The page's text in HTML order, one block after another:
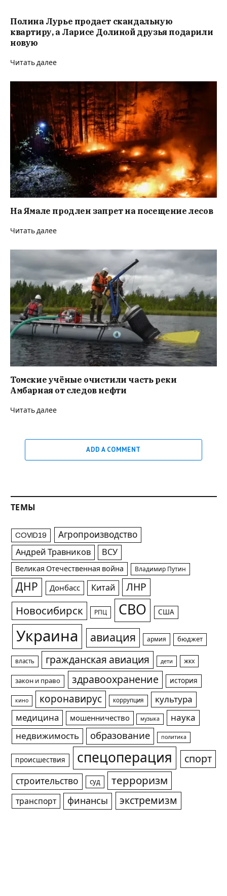
Полина Лурье продает скандальную
квартиру, а Ларисе Долиной друзья подарили
новую
Читать далее
На Ямале продлен запрет на посещение лесов
Читать далее
Томские учёные очистили часть реки
Амбарная от следов нефти
Читать далее
ADD A COMMENT
ТЕМЫ
COVID19 Агропроизводство
Андрей Травников ВСУ
Великая Отечественная война Владимир Путин
ДНР Донбасс Китай ЛНР
Новосибирск РПЦ СВО США
Украина авиация армия бюджет
власть гражданская авиация дети жкх
закон и право здравоохранение история
кино коронавирус коррупция
культура
медицина
мошенничество музыка
наука
недвижимость
образование политика
происшествия спецоперация спорт
строительство суд терроризм
транспорт финансы экстремизм